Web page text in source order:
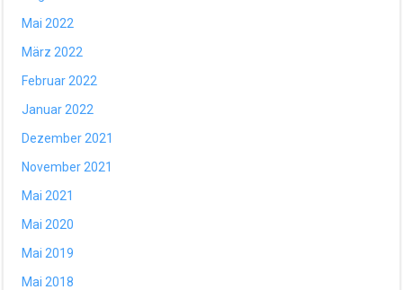
Mai 2022
März 2022
Februar 2022
Januar 2022
Dezember 2021
November 2021
Mai 2021
Mai 2020
Mai 2019
Mai 2018